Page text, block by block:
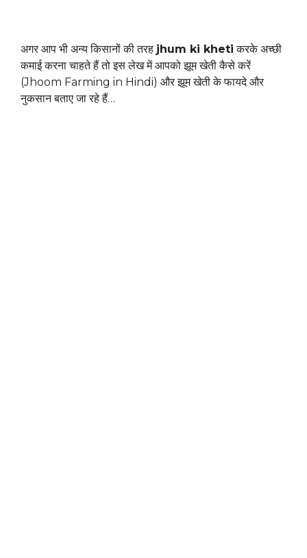
अगर आप भी अन्य किसानों की तरह jhum ki kheti करके अच्छी
कमाई करना चाहते हैं तो इस लेख में आपको झूम खेती कैसे करें
(Jhoom Farming in Hindi) और झूम खेती के फायदे और
नुकसान बताए जा रहे हैं…